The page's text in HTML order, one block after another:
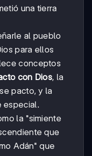
una tierra
al pueblo
para ellos
conceptos
con Dios, la
pacto, y la
especial.
la "simiente
que
Adán" que